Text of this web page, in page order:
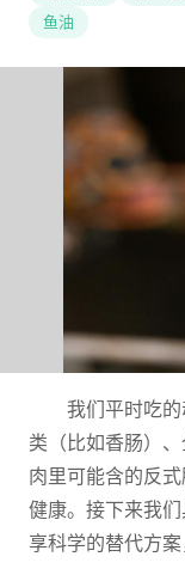
鱼油
我们平时吃
类（比如香肠）
肉里可能含的反
健康。接下来我
享科学的替代方案